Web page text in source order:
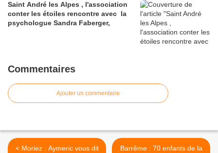
Saint André les Alpes , l'association
conter les étoiles rencontre avec la
psychologue Sandra Faberger,
Commentaires
Ajouter un commentaire
< Moriez : Aymeric vous dit
Barrême : 70 enfants de la